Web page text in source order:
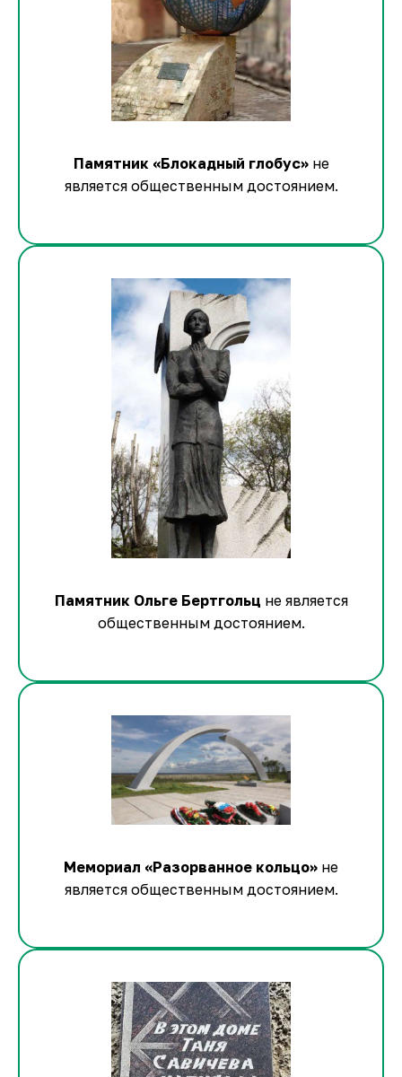
Памятник «Блокадный глобус» не
является общественным достоянием.
Памятник Ольге Бертгольц не является
общественным достоянием.
Мемориал «Разорванное кольцо» не
является общественным достоянием.